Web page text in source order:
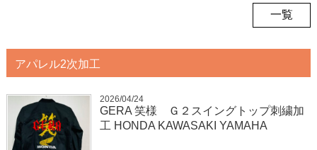
一覧
アパレル2次加工
2026/04/24
GERA 笑様 Ｇ２スイングトップ刺繍加
工 HONDA KAWASAKI YAMAHA